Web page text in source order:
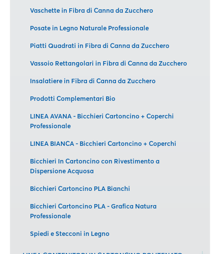
Vaschette in Fibra di Canna da Zucchero
Posate in Legno Naturale Professionale
Piatti Quadrati in Fibra di Canna da Zucchero
Vassoio Rettangolari in Fibra di Canna da Zucchero
Insalatiere in Fibra di Canna da Zucchero
Prodotti Complementari Bio
LINEA AVANA - Bicchieri Cartoncino + Coperchi
Professionale
LINEA BIANCA - Bicchieri Cartoncino + Coperchi
Bicchieri In Cartoncino con Rivestimento a
Dispersione Acquosa
Bicchieri Cartoncino PLA Bianchi
Bicchieri Cartoncino PLA - Grafica Natura
Professionale
Spiedi e Stecconi in Legno